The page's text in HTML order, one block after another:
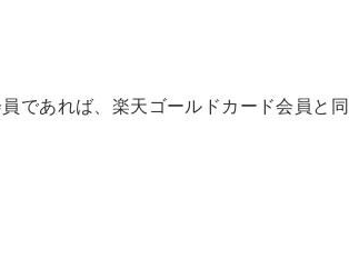
であれば、楽天ゴールドカード会員と同